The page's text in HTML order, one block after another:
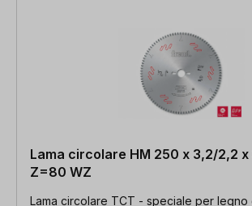
Lama circolare HM 250 x 3,2/2,2 x
Z=80 WZ
Lama circolare TCT - speciale per legno